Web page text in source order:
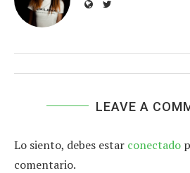
LEAVE A
Lo siento, debes estar conectado
comentario.